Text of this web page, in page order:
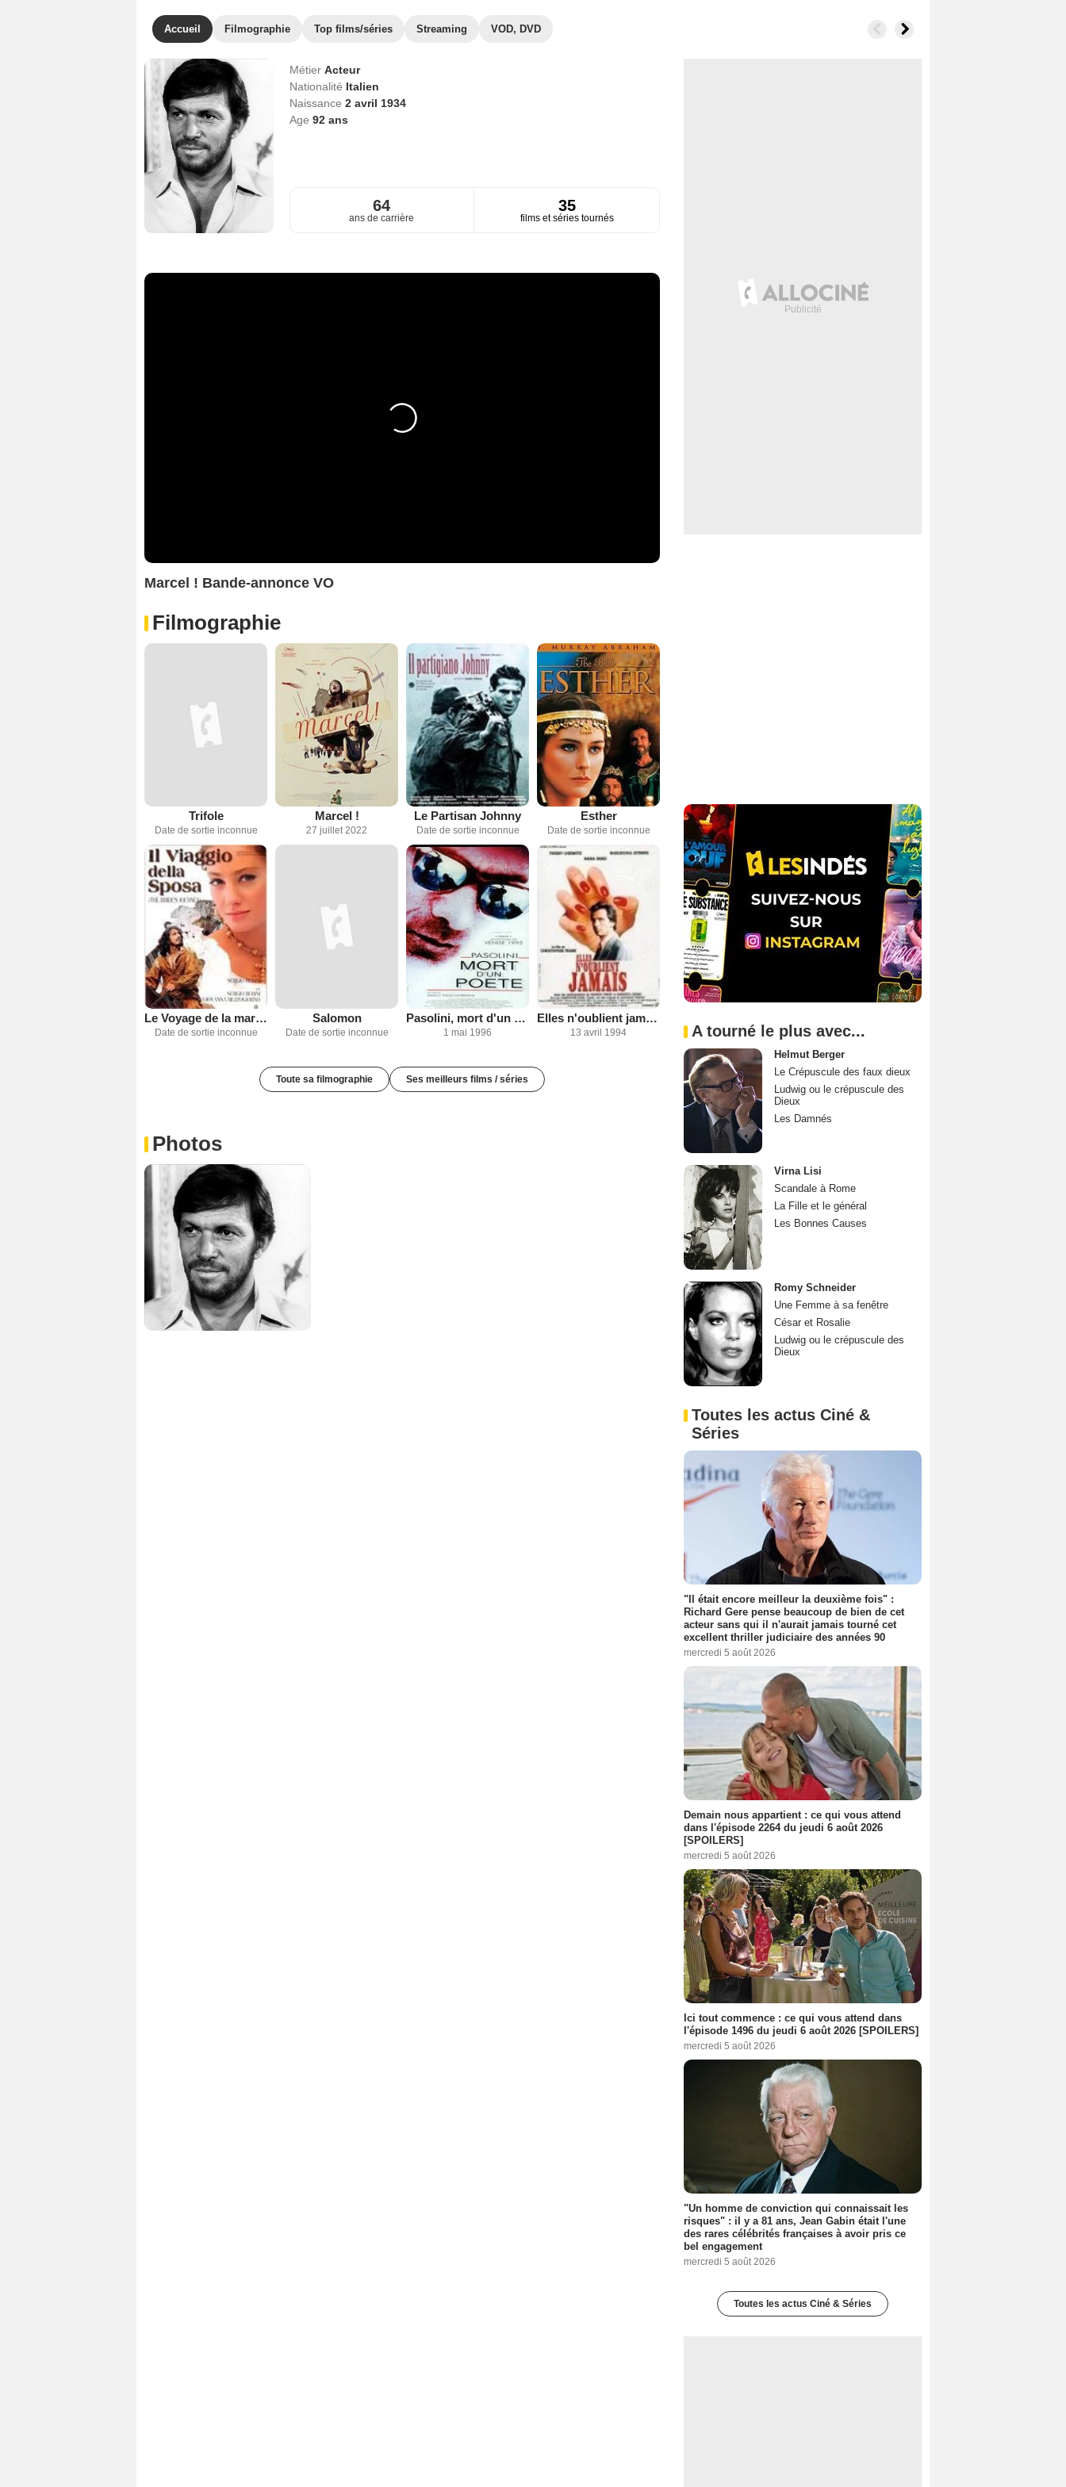
Accueil Filmographie Top films/séries Streaming VOD, DVD
Métier Acteur
Nationalité Italien
Naissance 2 avril 1934
Age 92ans
64
ans de carrière
35
films et séries tournés
Marcel ! Bande-annonce VO
Filmographie
Trifole
Date de sortie inconnue
Marcel !
27 juillet 2022
Le Partisan Johnny
Date de sortie inconnue
Esther
Date de sortie inconnue
Le Voyage de la mariee
Date de sortie inconnue
Salomon
Date de sortie inconnue
Pasolini, mort d'un poète
1 mai 1996
Elles n'oublient jamais
13 avril 1994
Toute sa filmographie Ses meilleurs films / séries
Photos
A tourné le plus avec...
Helmut Berger
Le Crépuscule des faux dieux
Ludwig ou le crépuscule des
Dieux
Les Damnés
Virna Lisi
Scandale à Rome
La Fille et le général
Les Bonnes Causes
Romy Schneider
Une Femme à sa fenêtre
César et Rosalie
Ludwig ou le crépuscule des
Dieux
Toutes les actus Ciné &
Séries
"Il était encore meilleur la deuxième fois" :
Richard Gere pense beaucoup de bien de cet
acteur sans qui il n'aurait jamais tourné cet
excellent thriller judiciaire des années 90
mercredi 5 août 2026
Demain nous appartient : ce qui vous attend
dans l'épisode 2264 du jeudi 6 août 2026
[SPOILERS]
mercredi 5 août 2026
Ici tout commence : ce qui vous attend dans
l'épisode 1496 du jeudi 6 août 2026 [SPOILERS]
mercredi 5 août 2026
"Un homme de conviction qui connaissait les
risques" : il y a 81 ans, Jean Gabin était l'une
des rares célébrités françaises à avoir pris ce
bel engagement
mercredi 5 août 2026
Toutes les actus Ciné & Séries